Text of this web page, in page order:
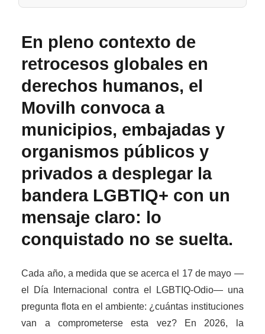
En pleno contexto de
retrocesos globales en
derechos humanos, el
Movilh convoca a
municipios, embajadas y
organismos públicos y
privados a desplegar la
bandera LGBTIQ+ con un
mensaje claro: lo
conquistado no se suelta.
Cada año, a medida que se acerca el 17 de mayo —
el Día Internacional contra el LGBTIQ-Odio— una
pregunta flota en el ambiente: ¿cuántas instituciones
van a comprometerse esta vez? En 2026, la